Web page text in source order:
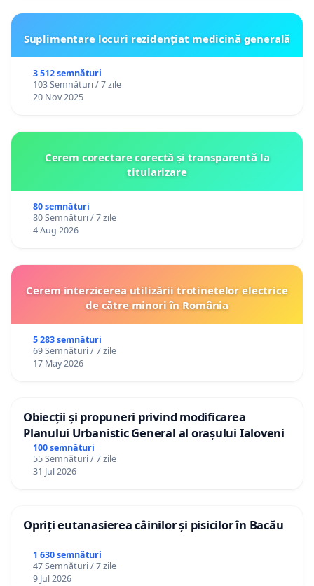
Suplimentare locuri rezidențiat medicină generală
3 512 semnături
103 Semnături / 7 zile
20 Nov 2025
Cerem corectare corectă și transparentă la
titularizare
80 semnături
80 Semnături / 7 zile
4 Aug 2026
Cerem interzicerea utilizării trotinetelor electrice
de către minori în România
5 283 semnături
69 Semnături / 7 zile
17 May 2026
Obiecții și propuneri privind modificarea
Planului Urbanistic General al orașului Ialoveni
100 semnături
55 Semnături / 7 zile
31 Jul 2026
Opriți eutanasierea câinilor și pisicilor în Bacău
1 630 semnături
47 Semnături / 7 zile
9 Jul 2026